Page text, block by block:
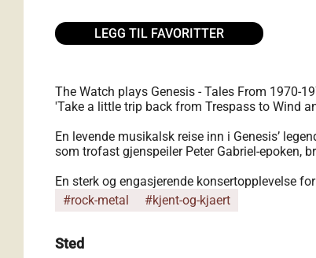
LEGG TIL FAVORITTER
The Watch plays Genesis - Tales From 1970-
'Take a little trip back from Trespass to Wind
En levende musikalsk reise inn i Genesis’
som trofast gjenspeiler Peter Gabriel-epoken,
En sterk og engasjerende konsertopplevelse
#rock-metal
#kjent-og-kjaert
Sted